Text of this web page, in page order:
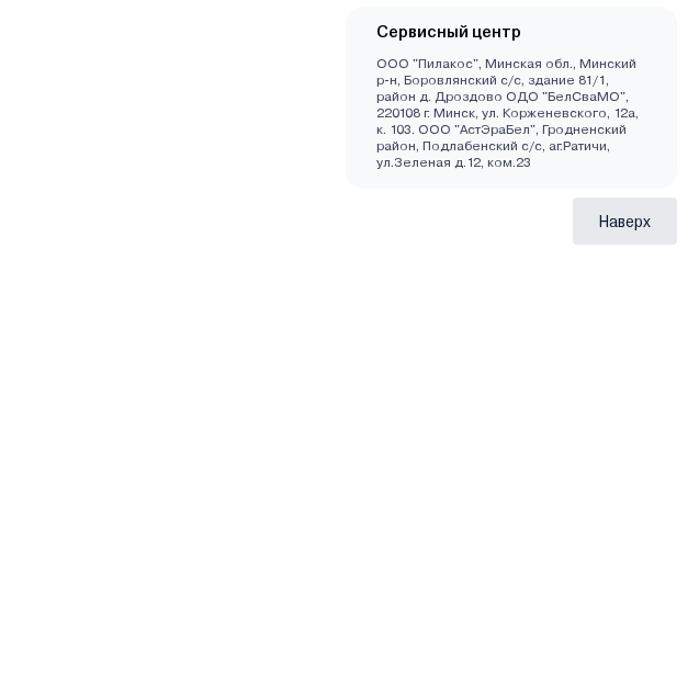
Сервисный центр
ООО "Пилакос", Минская обл., Минский
р-н, Боровлянский с/с, здание 81/1,
район д. Дроздово ОДО "БелСваМО",
220108 г. Минск, ул. Корженевского, 12а,
к. 103. ООО "АстЭраБел", Гродненский
район, Подлабенский с/с, аг.Ратичи,
ул.Зеленая д.12, ком.23
Наверх